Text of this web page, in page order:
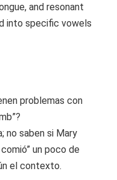
problemas con
no saben si Mary
un poco de
el contexto.